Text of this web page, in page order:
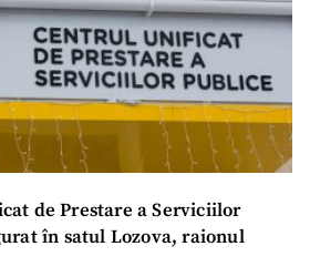
de Prestare a Serviciilor
în satul Lozova, raionul